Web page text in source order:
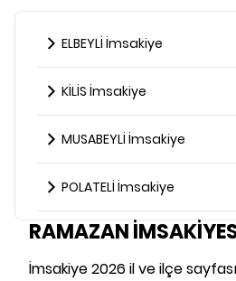
ELBEYLİ İmsakiye
KİLİS İmsakiye
MUSABEYLİ İmsakiye
POLATELİ İmsakiye
RAMAZAN
İmsakiye 2026 il ve ilçe